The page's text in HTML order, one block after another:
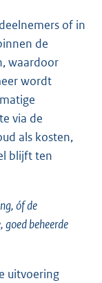
of in
de
waardoor
wordt
via de
als kosten,
blijft ten
óf de
goed beheerde
uitvoering